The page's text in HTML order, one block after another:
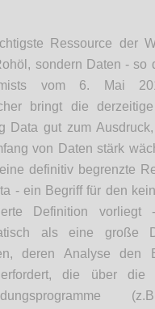
Ressource der
sondern Daten - so
vom 6. Mai
bringt die
Data gut zum
von Daten stärk
definitiv begrenzte
- ein Begriff für den
Definition
als eine große
deren Analyse den
die über die